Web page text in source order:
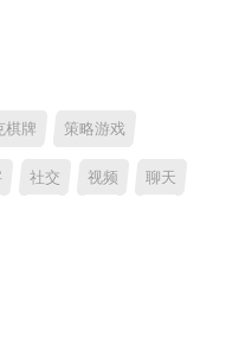
棋牌 策略游戏
社交 视频 聊天